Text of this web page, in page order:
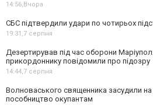
14:56,Вчора
СБС підтвердили удари по чотирьох
19:31,7 серпня
Дезертирував під час оборони
прикордоннику повідомили про підозру
14:44,7 серпня
Волноваського священника засудили
пособництво окупантам